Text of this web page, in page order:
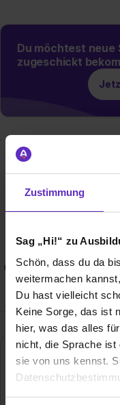
Zustimmung
Sag „Hi!“ zu
Schön, dass du da
weitermachen
Du hast vielleicht
Keine Sorge, das ist
hier, was das alles
nicht, die Sprache
sie von uns kennst.
Du möchtest
zugeschickt
In einer Ausbildung
Verantwortung zu
kaufmännischen als
und zukunftsorientierte
den Tellerrand
Frieslandstraße 2